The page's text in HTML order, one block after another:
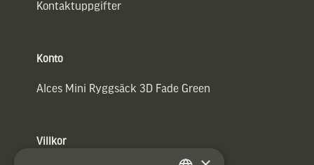
Kontaktuppgifter
Konto
Alces Mini Ryggsäck 3D Fade Green
Villkor